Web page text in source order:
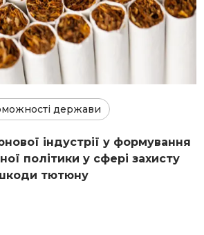
держави
індустрії у формування
політики у сфері захисту
тютюну